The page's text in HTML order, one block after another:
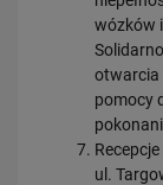
wózków
otwarcia
pomocy
ul.